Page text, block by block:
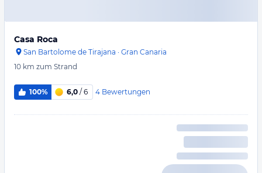
Casa Roca
San Bartolome de Tirajana · Gran Canaria
10 km zum Strand
100% 6,0 / 6 4 Bewertungen